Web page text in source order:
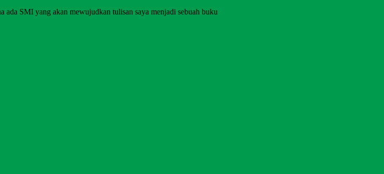
ada SMI yang akan mewujudkan tulisan saya menjadi sebuah buku